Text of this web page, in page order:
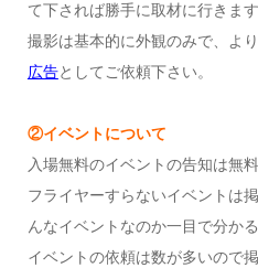
て下されば勝手に取材に行きます
撮影は基本的に外観のみで、よ
広告としてご依頼下さい。
②イベントについて
入場無料のイベントの告知は無料
フライヤーすらないイベントは
んなイベントなのか一目で分か
イベントの依頼は数が多いので